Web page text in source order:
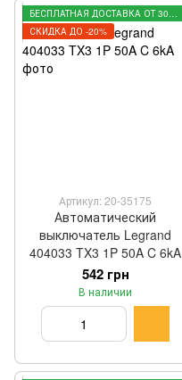
БЕСПЛАТНАЯ ДОСТАВКА ОТ 3000 ГРН
СКИДКА ДО -20%
Артикул: 20-35175
Автоматический
выключатель Legrand
404033 TX3 1P 50A C 6kA
542 грн
В наличии